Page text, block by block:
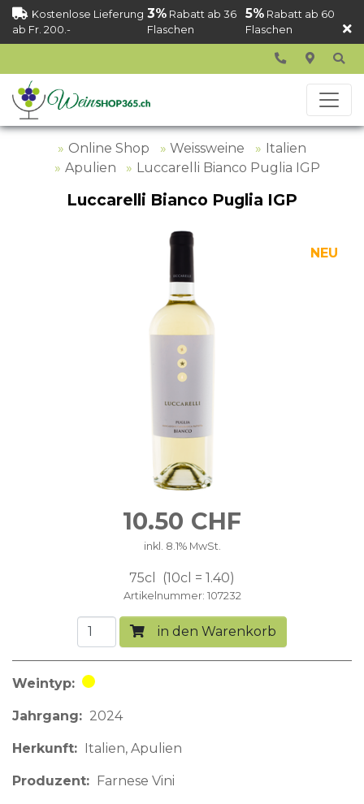
Kostenlose Lieferung
ab Fr. 200.-
3% Rabatt ab 36
Flaschen
5%Rabatt ab 60
Flaschen
Online Shop Weissweine
Italien
Apulien
Luccarelli Bianco Puglia IGP
Luccarelli Bianco Puglia IGP
10.50 CHF
inkl. 8.1% MwSt.
75cl 10cl = 1.40
Artikelnummer 107232
in den Warenkorb
Weintyp Weisswein
Jahrgang 2024
Herkunft Italien Apulien
Produzent Farnese Vini